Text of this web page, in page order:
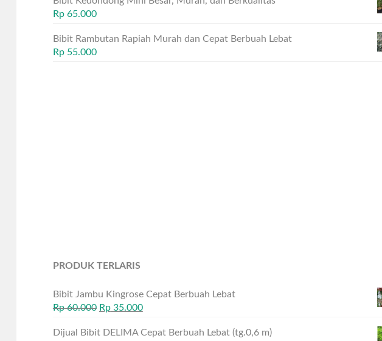
Rp65.000
Bibit Rambutan Rapiah Murah dan Cepat Berbuah Lebat
Rp55.000
PRODUK TERLARIS
Bibit Jambu Kingrose Cepat Berbuah Lebat
Rp60.000 Rp35.000
Dijual Bibit DELIMA Cepat Berbuah Lebat (tg.0,6 m)